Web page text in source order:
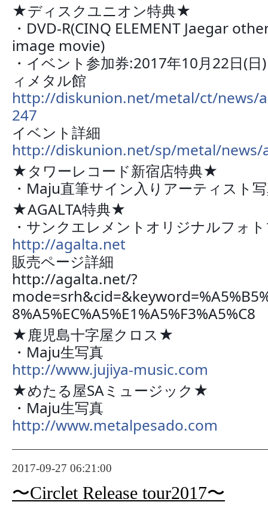
★ディスクユニオン特典★
・DVD-R(CINQ ELEMENT Jaegar
image movie)
・イベント参加券:2017年10月22日(日
ィメタル館
http://diskunion.net/metal/ct/news/
247
イベント詳細
http://diskunion.net/sp/metal/news/
★タワーレコード新宿店特典★
・Maju直筆サイン入りアーティスト
★AGALTA特典★
・サンクエレメントオリジナルフォ
http://agalta.net
販売ページ詳細
http://agalta.net/?
8%A5%EC%A5%E1%A5%F3%A5%C8
★鹿児島十字屋クロス★
・Maju生写真
http://www.jujiya-music.com
★めたる屋SAミュージック★
・Maju生写真
http://www.metalpesado.com
2017-09-27 06:21:00
〜Circlet Release tour2017〜